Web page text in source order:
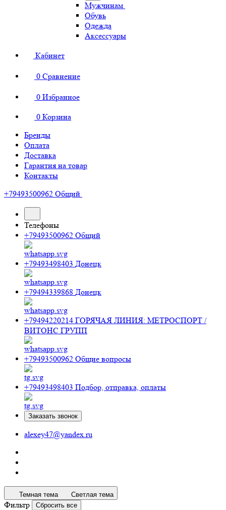
Мужчинам
Обувь
Одежда
Аксессуары
Кабинет
0 Сравнение
0 Избранное
0 Корзина
Бренды
Оплата
Доставка
Гарантия на товар
Контакты
+79493500962 Общий
Телефоны
+79493500962 Общий
+79493498403 Донецк
+79494339868 Донецк
+79494220214 ГОРЯЧАЯ ЛИНИЯ: МЕТРОСПОРТ /
ВИТОНС ГРУПП
+79493500962 Общие вопросы
+79493498403 Подбор, отправка, оплаты
Заказать звонок
alexey47@yandex.ru
Темная тема Светлая тема
Фильтр Сбросить все